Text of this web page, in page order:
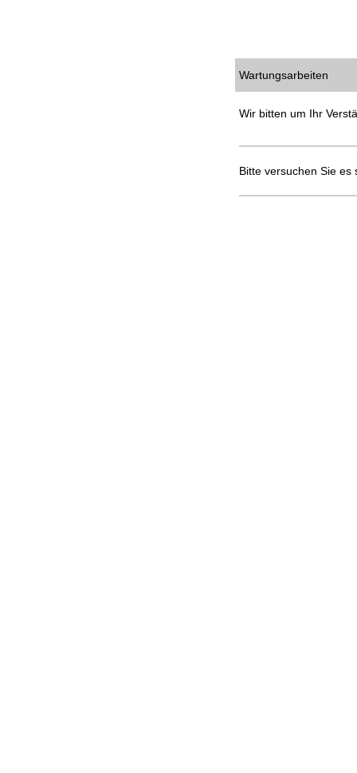
Wartungsarbeiten
Wir bitten um Ihr
Bitte versuchen Sie es